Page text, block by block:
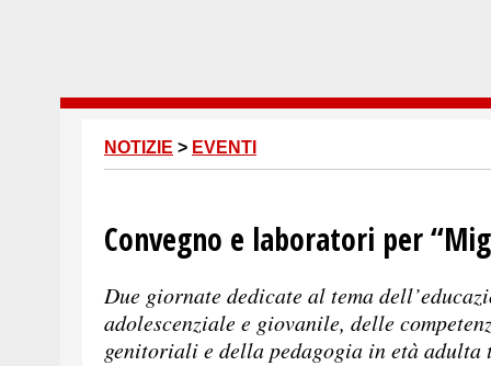
NOTIZIE > EVENTI
Convegno e laboratori per
Due giornate dedicate al tema
adolescenziale e giovanile, delle
genitoriali e della pedagogia in età